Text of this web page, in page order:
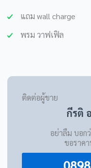
แถม wall charge
พรม วาฟเฟิล
ติดต่อผู้ขาย
กีรติ
อย่าลืม บอก
ขอราค